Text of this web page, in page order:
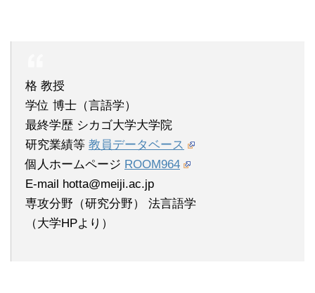
格 教授
学位 博士（言語学）
最終学歴 シカゴ大学大学院
研究業績等 教員データベース
個人ホームページ ROOM964
E-mail hotta@meiji.ac.jp
専攻分野（研究分野） 法言語学
（大学HPより）